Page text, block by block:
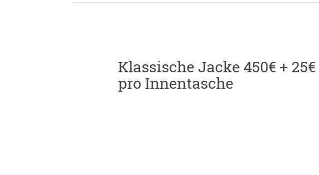
Klassische Jacke 450€ + 25€
pro Innentasche